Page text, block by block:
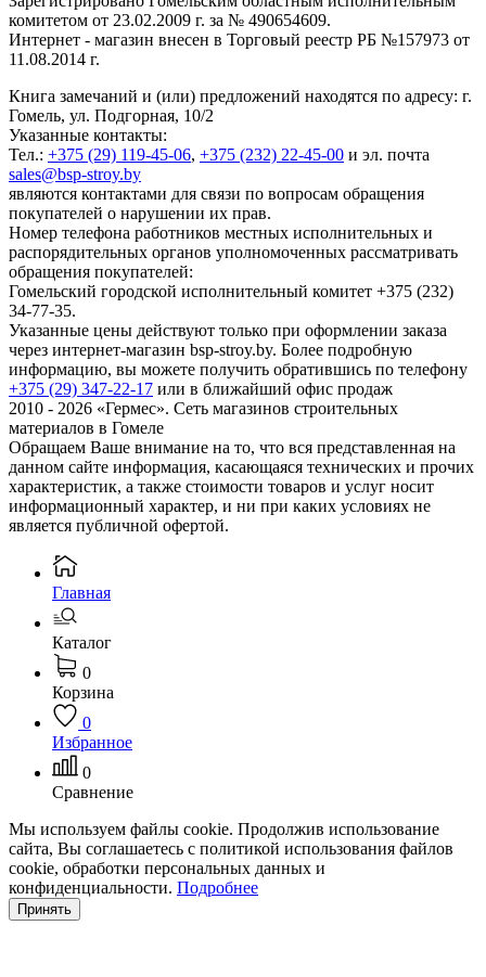
комитетом от 23.02.2009 г. за № 490654609.
Интернет - магазин внесен в Торговый реестр РБ №157973 от
11.08.2014 г.
Книга замечаний и (или) предложений находятся по адресу: г.
Гомель, ул. Подгорная, 10/2
Указанные контакты:
Тел.: +375 (29) 119-45-06, +375 (232) 22-45-00 и эл. почта
sales@bsp-stroy.by
являются контактами для связи по вопросам обращения
покупателей о нарушении их прав.
Номер телефона работников местных исполнительных и
распорядительных органов уполномоченных рассматривать
обращения покупателей:
Гомельский городской исполнительный комитет +375 (232)
34-77-35.
Указанные цены действуют только при оформлении заказа
через интернет-магазин bsp-stroy.by. Более подробную
информацию, вы можете получить обратившись по телефону
+375 (29) 347-22-17 или в ближайший офис продаж
2010 - 2026 «Гермес». Сеть магазинов строительных
материалов в Гомеле
Обращаем Ваше внимание на то, что вся представленная на
данном сайте информация, касающаяся технических и прочих
характеристик, а также стоимости товаров и услуг носит
информационный характер, и ни при каких условиях не
является публичной офертой.
Главная
Каталог
0
Корзина
0
Избранное
0
Сравнение
Мы используем файлы cookie. Продолжив использование
сайта, Вы соглашаетесь с политикой использования файлов
cookie, обработки персональных данных и
конфиденциальности. Подробнее
Принять